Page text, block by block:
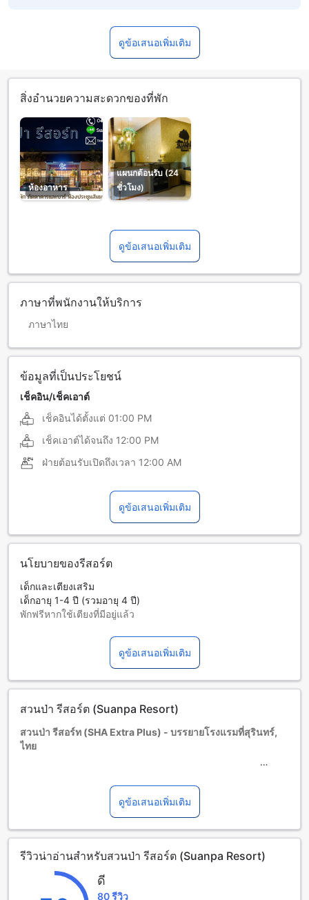
ดูข้อเสนอเพิ่มเติม
สิ่งอำนวยความสะดวกของที่พัก
ห้องอาหาร
แผนกต้อนรับ (24
ชั่วโมง)
ดูข้อเสนอเพิ่มเติม
ภาษาที่พนักงานให้บริการ
ภาษาไทย
ข้อมูลที่เป็นประโยชน์
เช็คอิน/เช็คเอาต์
เช็คอินได้ตั้งแต่ 01:00 PM
เช็คเอาต์ได้จนถึง 12:00 PM
ฝ่ายต้อนรับเปิดถึงเวลา 12:00 AM
ดูข้อเสนอเพิ่มเติม
นโยบายของรีสอร์ต
เด็กและเตียงเสริม
เด็กอายุ 1-4 ปี (รวมอายุ 4 ปี)
พักฟรีหากใช้เตียงที่มีอยู่แล้ว
บริการเตียงเสริมขึ้นอยู่กับประเภทห้องที่เลือก กรุณาตรวจสอบ
จำนวนผู้เข้าพักที่กำหนดในแต่ละห้องสำหรับข้อมูลเพิ่มเติม
โปรดทราบว่า เมื่อจองห้องพักมากกว่า 5 ห้องขึ้นไป อาจมีการใช้
นโยบายที่แตกต่างหรือเงื่อนไขเพิ่มเติม
ดูข้อเสนอเพิ่มเติม
สวนป่า รีสอร์ต (Suanpa Resort)
สวนป่า รีสอร์ท (SHA Extra Plus) - บรรยายโรงแรมที่สุรินทร์,
ไทย
สวนป่า รีสอร์ท (SHA Extra Plus) เป็นโรงแรมระดับ 3.0 ดาวที่
ตั้งอยู่ในเมืองสุรินทร์ ไทย โรงแรมนี้มีหลากหลายสิ่งอำนวยความ
สะดวกที่จะทำให้คุณรู้สึกอบอุ่นและสะดวกสบายในระหว่างการ
เข้าพักของคุณ
สวนป่า รีสอร์ท (SHA Extra Plus) มีเวลาเช็คอินตั้งแต่ 01:00 น.
และเวลาเช็คเอาท์จนถึง 12:00 น. โรงแรมนี้มีห้องพักทั้งหมด 67
ห้องที่พร้อมให้บริการ ทำให้คุณสามารถเลือกห้องพักที่ตรงกับความ
ต้องการและความพึงพอใจของคุณได้อย่างง่ายดาย
ดูข้อเสนอเพิ่มเติม
รีวิวน่าอ่านสำหรับสวนป่า รีสอร์ต (Suanpa Resort)
ดี
80 รีวิว